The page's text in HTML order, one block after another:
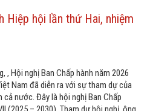
Hiệp hội lần thứ Hai, nhiệm
, Hội nghị Ban Chấp hành năm 2026
Nam đã diễn ra với sự tham dự của
cả nước. Đây là hội nghị Ban Chấp